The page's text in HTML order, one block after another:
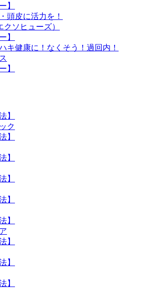
】
頭皮に活力を！
クソヒューズ）
】
キ健康に！なくそう！過回内！
】
】
ク
】
】
】
】
】
】
】
】